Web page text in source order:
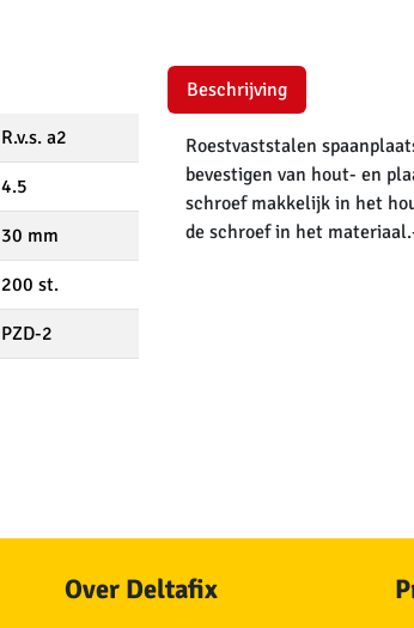
R.v.s. a2
4.5
30 mm
200 st.
PZD-2
Beschrijving
Roestvaststalen
bevestigen van hout- en
schroef makkelijk in het
de schroef in het
Over Deltafix